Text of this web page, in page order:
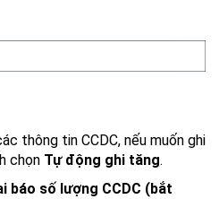
thông tin CCDC, nếu muốn ghi
chọn Tự động ghi tăng.
báo số lượng CCDC (bắt